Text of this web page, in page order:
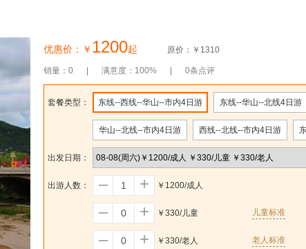
优惠价：￥ 1200起 原价：￥ 1310
销量：0 满意度：100% 0条点评
套餐类型： 东线--西线--华山--市内4日游 东线--华山--北线4日游
华山--北线--市内4日游 西线--北线--市内4日游
出发日期：
出游人数： – + ￥1200/成人
– + ￥330/儿童 儿童标准
– + ￥330/老人 老人标准